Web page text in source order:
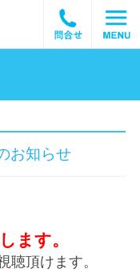
お知らせ
ます。
聴頂けます。